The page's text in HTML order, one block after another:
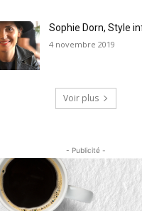
Sophie Dorn, Style
4 novembre 2019
Voir plus
- Publicité -